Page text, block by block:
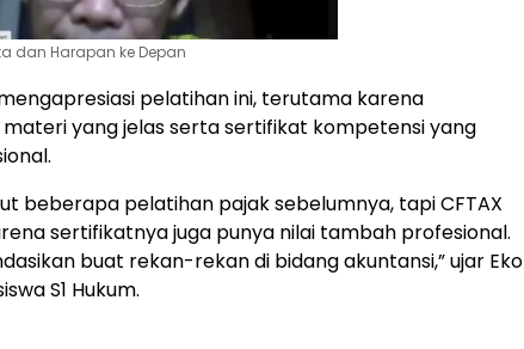
dan Harapan ke Depan
pelatihan ini, terutama karena
yang jelas serta sertifikat kompetensi yang
beberapa pelatihan pajak sebelumnya, tapi CFTAX
sertifikatnya juga punya nilai tambah profesional.
buat rekan-rekan di bidang akuntansi,” ujar Eko
S1 Hukum.